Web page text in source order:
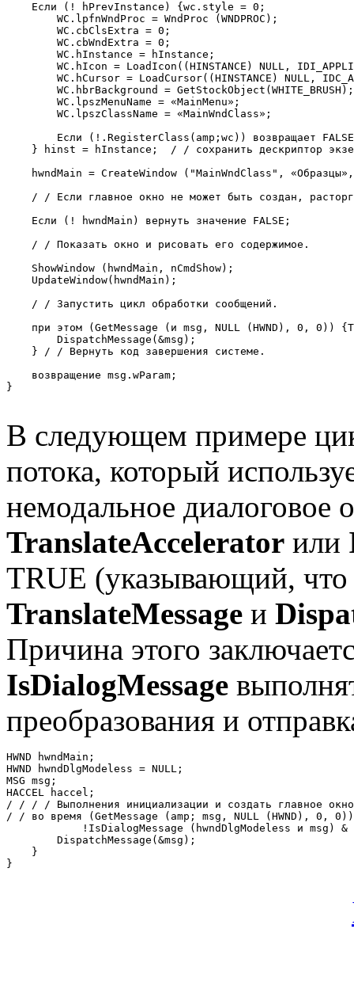
    Если (! hPrevInstance) {wc.style = 0;
        WC.lpfnWndProc = WndProc (WNDPROC);
        WC.cbClsExtra = 0;
        WC.cbWndExtra = 0;
        WC.hInstance = hInstance;
WC.hIcon = LoadIcon((HINSTANCE) NULL,
WC.hCursor = LoadCursor((HINSTANCE) NULL,
WC.hbrBackground =
        WC.lpszMenuName = «MainMenu»;
        WC.lpszClassName = «MainWndClass»;
Если (!.RegisterClass(amp;wc)) возвращает
} hinst = hInstance;  / / сохранить дескриптор
hwndMain = CreateWindow ("MainWndClass",
/ / Если главное окно не может быть создан,
    Если (! hwndMain) вернуть значение FALSE;
    / / Показать окно и рисовать его содержимое.
    ShowWindow (hwndMain, nCmdShow);
    UpdateWindow(hwndMain);
    / / Запустить цикл обработки сообщений.
при этом (GetMessage (и msg, NULL (HWND), 0, 0))
        DispatchMessage(&msg);
    } / / Вернуть код завершения системе.
    возвращение msg.wParam;
}
В следующем примере
потока, который
немодальное диалоговое
TranslateAccelerator или
TRUE (указывающий,
TranslateMessage и
Причина этого
IsDialogMessage
преобразования и
HWND hwndMain;
HWND hwndDlgModeless = NULL;
MSG msg;
HACCEL haccel;
/ / / / Выполнения инициализации и создать главное
/ / во время (GetMessage (amp; msg, NULL (HWND), 0,
!IsDialogMessage (hwndDlgModeless и msg)
        DispatchMessage(&msg);
    }
}